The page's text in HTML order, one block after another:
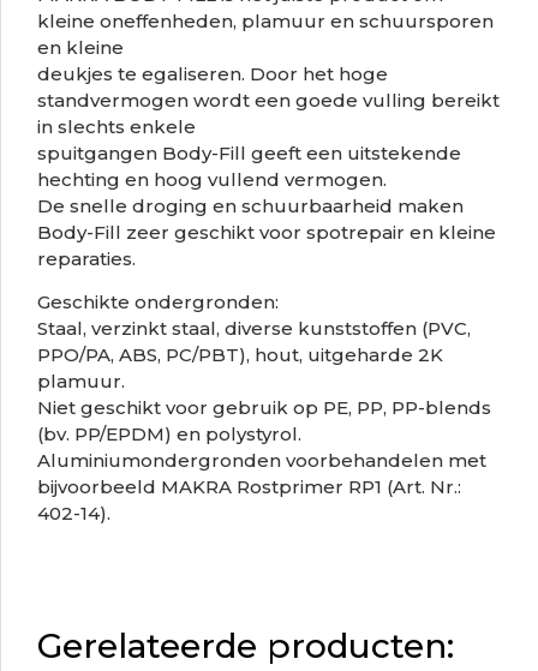
kleine oneffenheden, plamuur en schuursporen
en kleine
deukjes te egaliseren. Door het hoge
standvermogen wordt een goede vulling bereikt
in slechts enkele
spuitgangen Body-Fill geeft een uitstekende
hechting en hoog vullend vermogen.
De snelle droging en schuurbaarheid maken
Body-Fill zeer geschikt voor spotrepair en kleine
reparaties.
Geschikte ondergronden:
Staal, verzinkt staal, diverse kunststoffen (PVC,
PPO/PA, ABS, PC/PBT), hout, uitgeharde 2K
plamuur.
Niet geschikt voor gebruik op PE, PP, PP-blends
(bv. PP/EPDM) en polystyrol.
Aluminiumondergronden voorbehandelen met
bijvoorbeeld MAKRA Rostprimer RP1 (Art. Nr.:
402-14).
Gerelateerde producten: